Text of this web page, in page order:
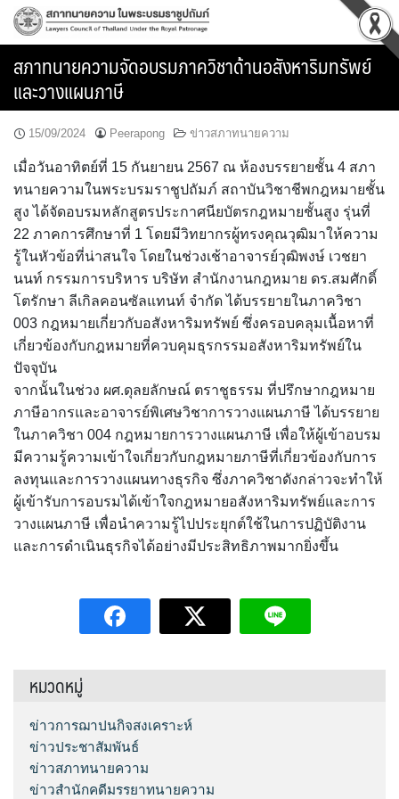
Skip
สภาทนายความจัดอบรมภาควิชาด้านอสังหาริมทรัพย์
และวางแผนภาษี
15/09/2024 Peerapong ข่าวสภาทนายความ
เมื่อวันอาทิตย์ที่ 15 กันยายน 2567 ณ ห้องบรรยายชั้น 4 สภา
ทนายความในพระบรมราชูปถัมภ์ สถาบันวิชาชีพกฎหมายชั้น
สูง ได้จัดอบรมหลักสูตรประกาศนียบัตรกฎหมายชั้นสูง รุ่นที่
22 ภาคการศึกษาที่ 1 โดยมีวิทยากรผู้ทรงคุณวุฒิมาให้ความ
รู้ในหัวข้อที่น่าสนใจ โดยในช่วงเช้าอาจารย์วุฒิพงษ์ เวชยา
นนท์ กรรมการบริหาร บริษัท สำนักงานกฎหมาย ดร.สมศักดิ์
โตรักษา ลีเกิลคอนซัลแทนท์ จำกัด ได้บรรยายในภาควิชา
003 กฎหมายเกี่ยวกับอสังหาริมทรัพย์ ซึ่งครอบคลุมเนื้อหาที่
เกี่ยวข้องกับกฎหมายที่ควบคุมธุรกรรมอสังหาริมทรัพย์ใน
ปัจจุบัน
จากนั้นในช่วง ผศ.ดุลยลักษณ์ ตราชูธรรม ที่ปรึกษากฎหมาย
ภาษีอากรและอาจารย์พิเศษวิชาการวางแผนภาษี ได้บรรยาย
ในภาควิชา 004 กฎหมายการวางแผนภาษี เพื่อให้ผู้เข้าอบรม
มีความรู้ความเข้าใจเกี่ยวกับกฎหมายภาษีที่เกี่ยวข้องกับการ
ลงทุนและการวางแผนทางธุรกิจ ซึ่งภาควิชาดังกล่าวจะทำให้
ผู้เข้ารับการอบรมได้เข้าใจกฎหมายอสังหาริมทรัพย์และการ
วางแผนภาษี เพื่อนำความรู้ไปประยุกต์ใช้ในการปฏิบัติงาน
และการดำเนินธุรกิจได้อย่างมีประสิทธิภาพมากยิ่งขึ้น
หมวดหมู่
ข่าวการฌาปนกิจสงเคราะห์
ข่าวประชาสัมพันธ์
ข่าวสภาทนายความ
ข่าวสำนักคดีมรรยาทนายความ